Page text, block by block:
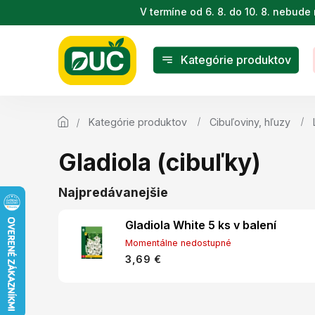
na
V termíne od 6. 8. do 10. 8.
Kategórie produktov
Kategórie produktov Cibuľoviny, hľuzy
Gladiola (cibuľky)
Najpredávanejšie
Gladiola White 5 ks v balení
Momentálne nedostupné
3,69 €